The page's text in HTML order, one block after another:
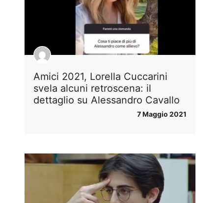
Amici 2021, Lorella Cuccarini
svela alcuni retroscena: il
dettaglio su Alessandro Cavallo
7 Maggio 2021